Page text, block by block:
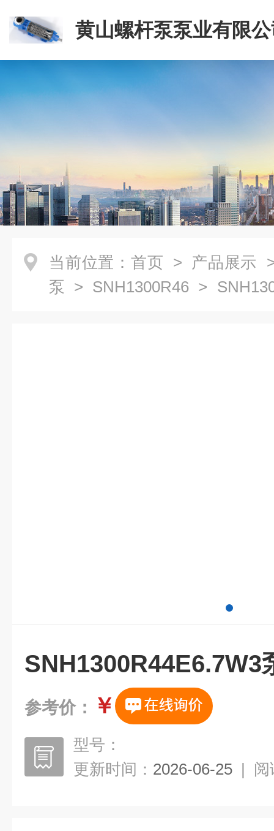
黄山螺杆泵泵业有限
当前位置： 首页 > 产品展示
泵 > SNH1300R46 >
SNH1300R44E6.7W3
参考价： ￥
型号：
更新时间： 2026-06-25 | 阅